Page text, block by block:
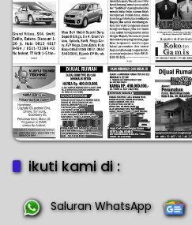
ikuti kami di :
Saluran WhatsApp